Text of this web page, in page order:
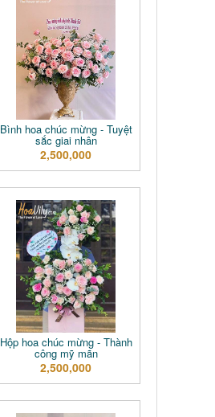
Bình hoa chúc mừng - Tuyệt
sắc giai nhân
2,500,000
Hộp hoa chúc mừng - Thành
công mỹ mãn
2,500,000